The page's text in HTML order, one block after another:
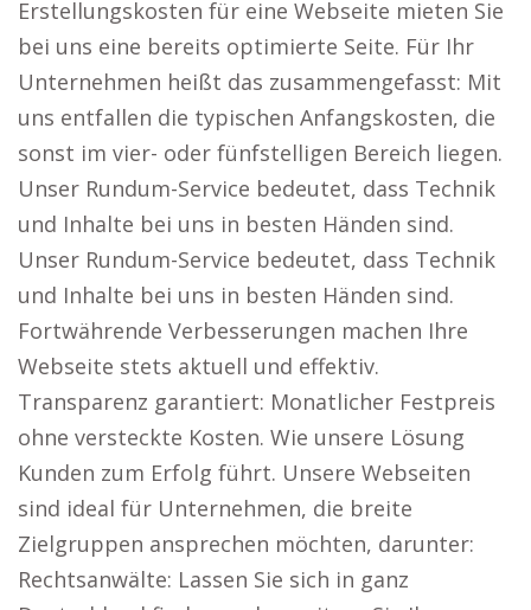
Erstellungskosten für eine Webseite mieten Sie
bei uns eine bereits optimierte Seite. Für Ihr
Unternehmen heißt das zusammengefasst: Mit
uns entfallen die typischen Anfangskosten, die
sonst im vier- oder fünfstelligen Bereich liegen.
Unser Rundum-Service bedeutet, dass Technik
und Inhalte bei uns in besten Händen sind.
Unser Rundum-Service bedeutet, dass Technik
und Inhalte bei uns in besten Händen sind.
Fortwährende Verbesserungen machen Ihre
Webseite stets aktuell und effektiv.
Transparenz garantiert: Monatlicher Festpreis
ohne versteckte Kosten. Wie unsere Lösung
Kunden zum Erfolg führt. Unsere Webseiten
sind ideal für Unternehmen, die breite
Zielgruppen ansprechen möchten, darunter:
Rechtsanwälte: Lassen Sie sich in ganz